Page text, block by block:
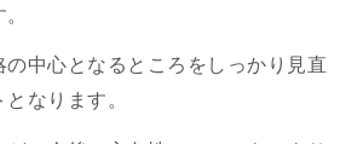
の中心となるところをしっかり見直
なります。